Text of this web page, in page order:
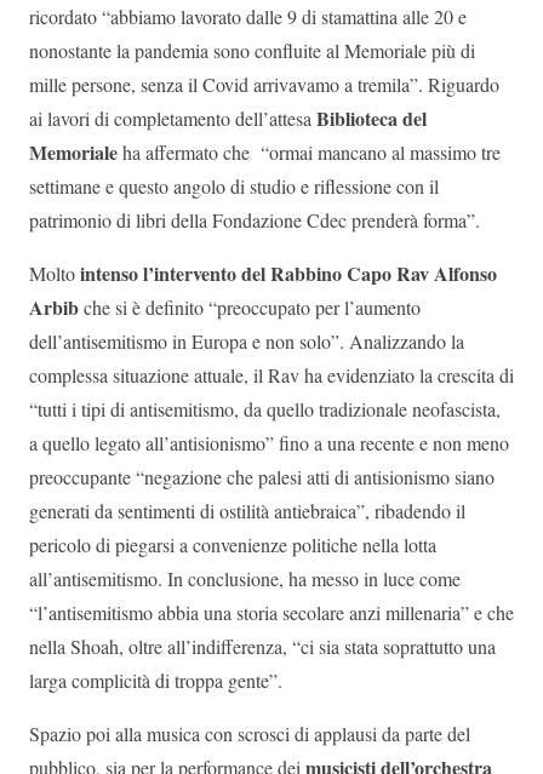
ricordato “abbiamo lavorato dalle 9 di stamattina alle 20 e
nonostante la pandemia sono confluite al Memoriale più di
mille persone, senza il Covid arrivavamo a tremila”. Riguardo
ai lavori di completamento dell’attesa Biblioteca del
Memorialeha affermato che “ormai mancano al massimo tre
settimane e questo angolo di studio e riflessione con il
patrimonio di libri della Fondazione Cdec prenderà forma”.
Moltointenso l’intervento del Rabbino Capo Rav Alfonso
Arbibche si è definito “preoccupato per l’aumento
dell’antisemitismo in Europa e non solo”. Analizzando la
complessa situazione attuale, il Rav ha evidenziato la crescita di
“tutti i tipi di antisemitismo, da quello tradizionale neofascista,
a quello legato all’antisionismo” fino a una recente e non meno
preoccupante “negazione che palesi atti di antisionismo siano
generati da sentimenti di ostilità antiebraica”, ribadendo il
pericolo di piegarsi a convenienze politiche nella lotta
all’antisemitismo. In conclusione, ha messo in luce come
“l’antisemitismo abbia una storia secolare anzi millenaria” e che
nella Shoah, oltre all’indifferenza, “ci sia stata soprattutto una
larga complicità di troppa gente”.
Spazio poi alla musica con scrosci di applausi da parte del
pubblico, sia per la performance dei musicisti dell’orchestra